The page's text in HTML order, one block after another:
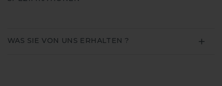
WAS SIE VON UNS ERHALTEN ?